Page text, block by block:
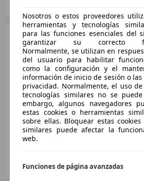
Audi Q3
Black line
€
Sin
07/2026 12 km Gasolina 110
ES-8201 SABADELL
Nosotros o estos proveedores
herramientas y tecnologías
para las funciones esenciales del
garantizar su correcto
Normalmente, se utilizan en
del usuario para habilitar
como la configuración y el
información de inicio de sesión o
privacidad. Normalmente, el uso
tecnologías similares no se puede
embargo, algunos navegadores
estas cookies o herramientas
sobre ellas. Bloquear estas
similares puede afectar la
web.
Funciones de página avanzadas